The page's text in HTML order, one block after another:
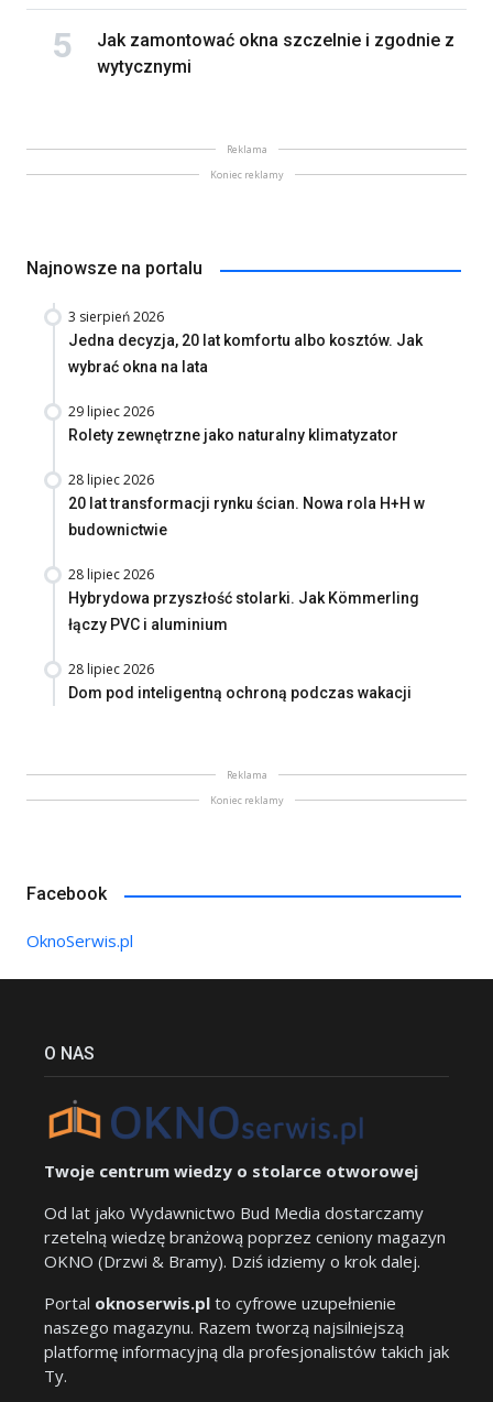
Jak zamontować okna szczelnie i zgodnie z
wytycznymi
Reklama
Koniec reklamy
Najnowsze na portalu
3 sierpień 2026
Jedna decyzja, 20 lat komfortu albo kosztów. Jak
wybrać okna na lata
29 lipiec 2026
Rolety zewnętrzne jako naturalny klimatyzator
28 lipiec 2026
20 lat transformacji rynku ścian. Nowa rola H+H w
budownictwie
28 lipiec 2026
Hybrydowa przyszłość stolarki. Jak Kömmerling
łączy PVC i aluminium
28 lipiec 2026
Dom pod inteligentną ochroną podczas wakacji
Reklama
Koniec reklamy
Facebook
OknoSerwis.pl
O NAS
Twoje centrum wiedzy o stolarce otworowej
Od lat jako Wydawnictwo Bud Media dostarczamy
rzetelną wiedzę branżową poprzez ceniony magazyn
OKNO (Drzwi & Bramy). Dziś idziemy o krok dalej.
Portal oknoserwis.pl to cyfrowe uzupełnienie
naszego magazynu. Razem tworzą najsilniejszą
platformę informacyjną dla profesjonalistów takich jak
Ty.